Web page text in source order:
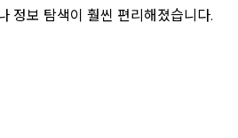
정보 탐색이 훨씬 편리해졌습니다.